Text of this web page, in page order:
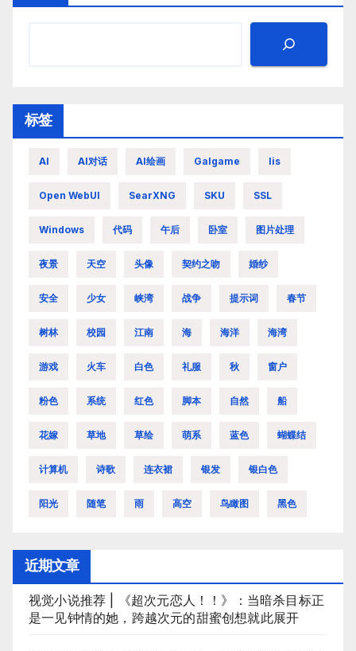
标签
AI AI对话 AI绘画 Galgame Iis
Open WebUI SearXNG SKU SSL
Windows 代码 午后 卧室 图片处理
夜景 天空 头像 契约之吻 婚纱
安全 少女 峡湾 战争 提示词 春节
树林 校园 江南 海 海洋 海湾
游戏 火车 白色 礼服 秋 窗户
粉色 系统 红色 脚本 自然 船
花嫁 草地 草绘 萌系 蓝色 蝴蝶结
计算机 诗歌 连衣裙 银发 银白色
阳光 随笔 雨 高空 鸟瞰图 黑色
近期文章
视觉小说推荐 | 《超次元恋人！！》：当暗杀目标正
是一见钟情的她，跨越次元的甜蜜创想就此展开